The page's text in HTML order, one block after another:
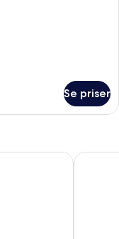
Se priser
TripInn